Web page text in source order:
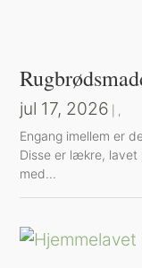
jul 17, 2026 ,
Engang imellem er
Disse er lækre,
med...